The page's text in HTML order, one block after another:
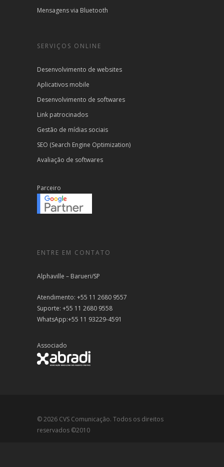
Mensagens via Bluetooth
SERVIÇOS ONLINE
Desenvolvimento de websites
Aplicativos mobile
Desenvolvimento de softwares
Link patrocinados
Gestão de mídias sociais
SEO (Search Engine Optimization)
Avaliação de softwares
Parceiro
ENTRE EM CONTATO
Alphaville – Barueri/SP
Atendimento: +55 11 2680 9557
Suporte: +55 11 2680 9558
WhatsApp:+55 11 93229-4591
Associado
© 2026 CVS Comunicação. Todos os direitos
reservados ©2010